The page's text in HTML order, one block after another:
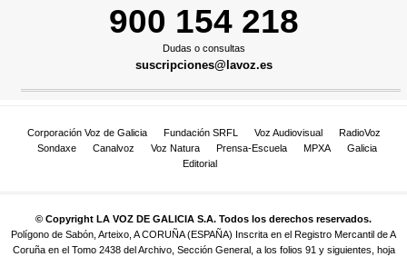
900 154 218
Dudas o consultas
suscripciones@lavoz.es
Corporación Voz de Galicia Fundación SRFL Voz Audiovisual
RadioVoz
Sondaxe
Canalvoz Voz Natura Prensa-Escuela MPXA
Galicia
Editorial
© Copyright LA VOZ DE GALICIA S.A. Todos los derechos reservados.
Polígono de Sabón, Arteixo, A CORUÑA (ESPAÑA) Inscrita en el Registro Mercantil de A
Coruña en el Tomo 2438 del Archivo, Sección General, a los folios 91 y siguientes, hoja